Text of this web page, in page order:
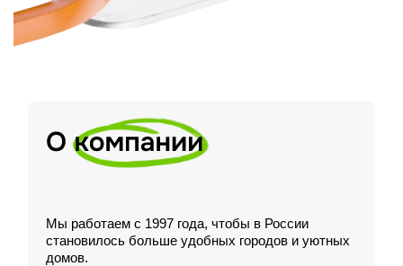
Мы работаем с 1997 года, чтобы в России
становилось больше удобных городов и уютных
домов.